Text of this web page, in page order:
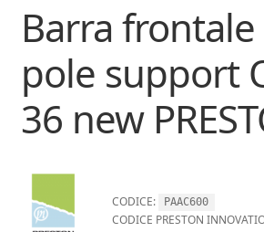
Barra
pole support
36 new
CODICE: PAAC600
CODICE PRESTON